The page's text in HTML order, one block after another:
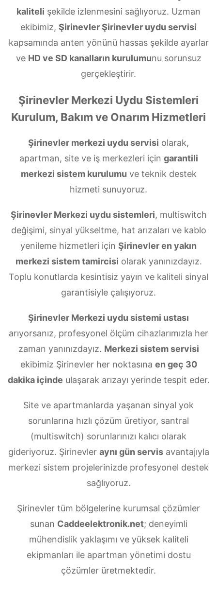
kaliteli şekilde izlenmesini sağlıyoruz. Uzman
ekibimiz, Şirinevler Şirinevler uydu servisi
kapsamında anten yönünü hassas şekilde ayarlar
ve HD ve SD kanalların kurulumunu sorunsuz
gerçekleştirir.
Şirinevler Merkezi Uydu Sistemleri
Kurulum, Bakım ve Onarım Hizmetleri
Şirinevler merkezi uydu servisi olarak,
apartman, site ve iş merkezleri için garantili
merkezi sistem kurulumu ve teknik destek
hizmeti sunuyoruz.
Şirinevler Merkezi uydu sistemleri, multiswitch
değişimi, sinyal yükseltme, hat arızaları ve kablo
yenileme hizmetleri için Şirinevler en yakın
merkezi sistem tamircisi olarak yanınızdayız.
Toplu konutlarda kesintisiz yayın ve kaliteli sinyal
garantisiyle çalışıyoruz.
Şirinevler Merkezi uydu sistemi ustası
arıyorsanız, profesyonel ölçüm cihazlarımızla her
zaman yanınızdayız. Merkezi sistem servisi
ekibimiz Şirinevler her noktasına en geç 30
dakika içinde ulaşarak arızayı yerinde tespit eder.
Site ve apartmanlarda yaşanan sinyal yok
sorunlarına hızlı çözüm üretiyor, santral
(multiswitch) sorunlarınızı kalıcı olarak
gideriyoruz. Şirinevler aynı gün servisavantajıyla
merkezi sistem projelerinizde profesyonel destek
sağlıyoruz.
Şirinevler tüm bölgelerine kurumsal çözümler
sunan Caddeelektronik.net; deneyimli
mühendislik yaklaşımı ve yüksek kaliteli
ekipmanları ile apartman yönetimi dostu
çözümler üretmektedir.